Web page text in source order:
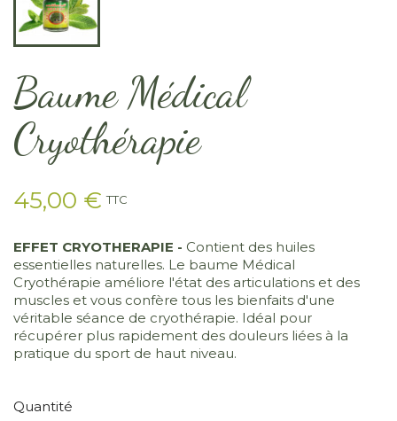
Baume Médical
Cryothérapie
45,00 € TTC
EFFET CRYOTHERAPIE - Contient des huiles
essentielles naturelles. Le baume Médical
Cryothérapie améliore l'état des articulations et des
muscles et vous confère tous les bienfaits d'une
véritable séance de cryothérapie. Idéal pour
récupérer plus rapidement des douleurs liées à la
pratique du sport de haut niveau.
Quantité